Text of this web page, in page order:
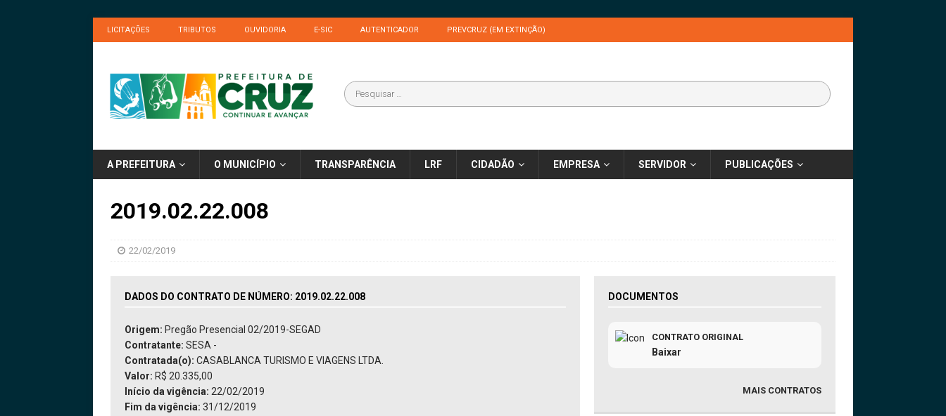
LICITAÇÕES TRIBUTOS OUVIDORIA E-SIC AUTENTICADOR PREVCRUZ (EM EXTINÇÃO)
A PREFEITURA O MUNICÍPIO TRANSPARÊNCIA LRF CIDADÃO EMPRESA SERVIDOR PUBLICAÇÕES
2019.02.22.008
22/02/2019
DADOS DO CONTRATO DE NÚMERO: 2019.02.22.008
Origem: Pregão Presencial 02/2019-SEGAD
Contratante: SESA -
Contratada(o): CASABLANCA TURISMO E VIAGENS LTDA.
Valor: R$ 20.335,00
Início da vigência: 22/02/2019
Fim da vigência: 31/12/2019
DOCUMENTOS
CONTRATO ORIGINAL
Baixar
MAIS CONTRATOS